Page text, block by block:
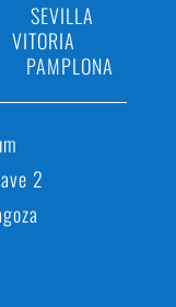
SEVILLA
VITORIA
PAMPLONA
2